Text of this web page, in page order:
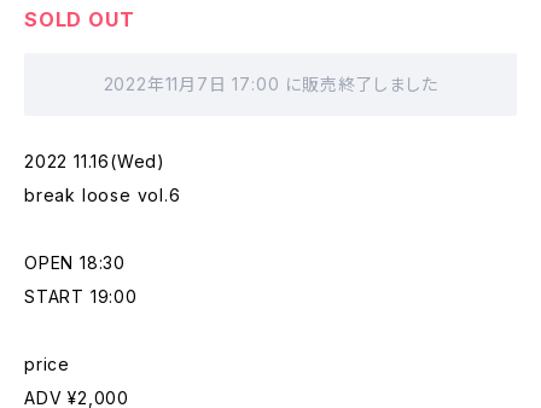
SOLD OUT
2022年11月7日 17:00 に販売終了しました
2022 11.16(Wed)
break loose vol.6
OPEN 18:30
START 19:00
price
ADV ¥2,000